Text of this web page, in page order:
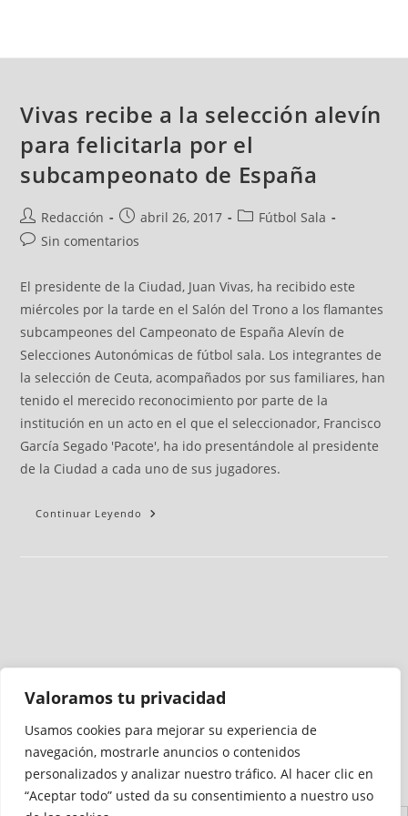
Valoramos tu privacidad
Usamos cookies para mejorar su experiencia de
navegación, mostrarle anuncios o contenidos
personalizados y analizar nuestro tráfico. Al hacer clic en
“Aceptar todo” usted da su consentimiento a nuestro uso
Vivas recibe a la selección alevín
para felicitarla por el
subcampeonato de España
Redacción abril 26, 2017
Fútbol Sala
Sin comentarios
El presidente de la Ciudad, Juan Vivas, ha recibido este
miércoles por la tarde en el Salón del Trono a los flamantes
subcampeones del Campeonato de España Alevín de
Selecciones Autonómicas de fútbol sala. Los integrantes de
la selección de Ceuta, acompañados por sus familiares, han
tenido el merecido reconocimiento por parte de la
institución en un acto en el que el seleccionador, Francisco
García Segado 'Pacote', ha ido presentándole al presidente
de la Ciudad a cada uno de sus jugadores.
Continuar Leyendo
Medio auditado por